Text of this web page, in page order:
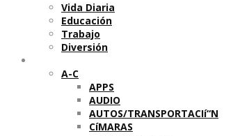
Vida Diaria
Educación
Trabajo
Diversión
A-C
APPS
AUDIO
AUTOS/TRANSPORTACIí“N
CíMARAS